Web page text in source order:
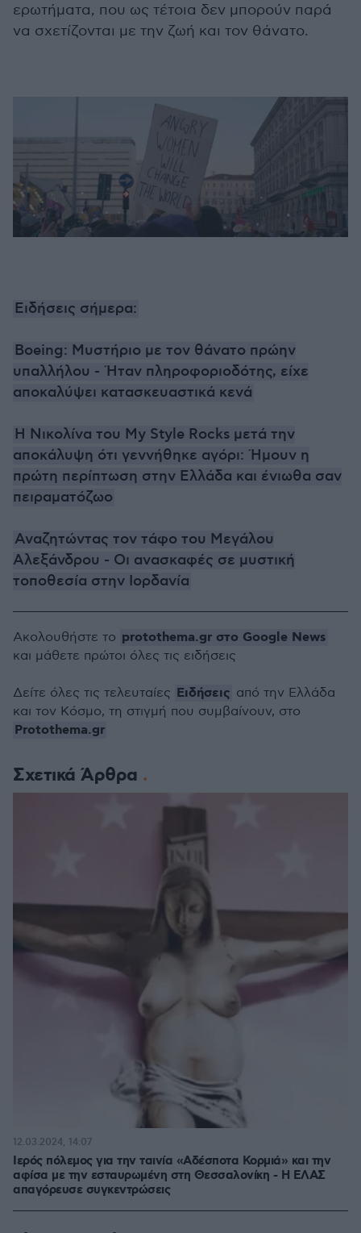
ερωτήματα, που ως τέτοια δεν μπορούν παρά
να σχετίζονται με την ζωή και τον θάνατο.
Ειδήσεις σήμερα:
Boeing: Μυστήριο με τον θάνατο πρώην
υπαλλήλου - Ήταν πληροφοριοδότης, είχε
αποκαλύψει κατασκευαστικά κενά
Η Νικολίνα του My Style Rocks μετά την
αποκάλυψη ότι γεννήθηκε αγόρι: Ήμουν η
πρώτη περίπτωση στην Ελλάδα και ένιωθα σαν
πειραματόζωο
Αναζητώντας τον τάφο του Μεγάλου
Αλεξάνδρου - Οι ανασκαφές σε μυστική
τοποθεσία στην Ιορδανία
Σχετικά Άρθρα
Ιερός πόλεμος για την ταινία «Αδέσποτα Κορμιά» και την
αφίσα με την εσταυρωμένη στη Θεσσαλονίκη - Η ΕΛΑΣ
απαγόρευσε συγκεντρώσεις
12.03.2024, 14:07
Ακολουθήστε το protothema.gr στο Google News
και μάθετε πρώτοι όλες τις ειδήσεις
Δείτε όλες τις τελευταίες Ειδήσεις από την Ελλάδα
και τον Κόσμο, τη στιγμή που συμβαίνουν, στο
Protothema.gr